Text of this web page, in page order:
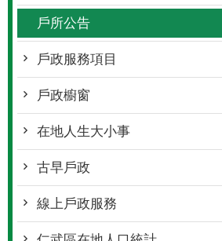
戶所公告
戶政服務項目
戶政櫥窗
在地人生大小事
古早戶政
線上戶政服務